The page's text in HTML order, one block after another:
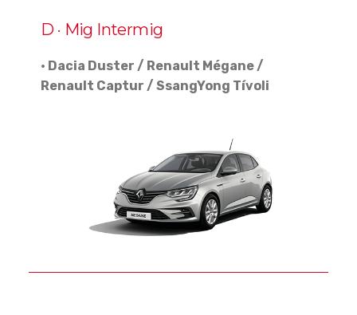
D · Mig Intermig
· Dacia Duster / Renault Mégane /
Renault Captur / SsangYong Tívoli